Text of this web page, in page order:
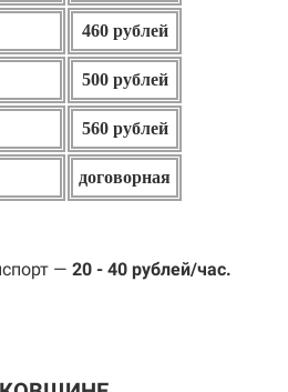
460 рублей
500 рублей
560 рублей
договорная
— 20 - 40 рублей/час.